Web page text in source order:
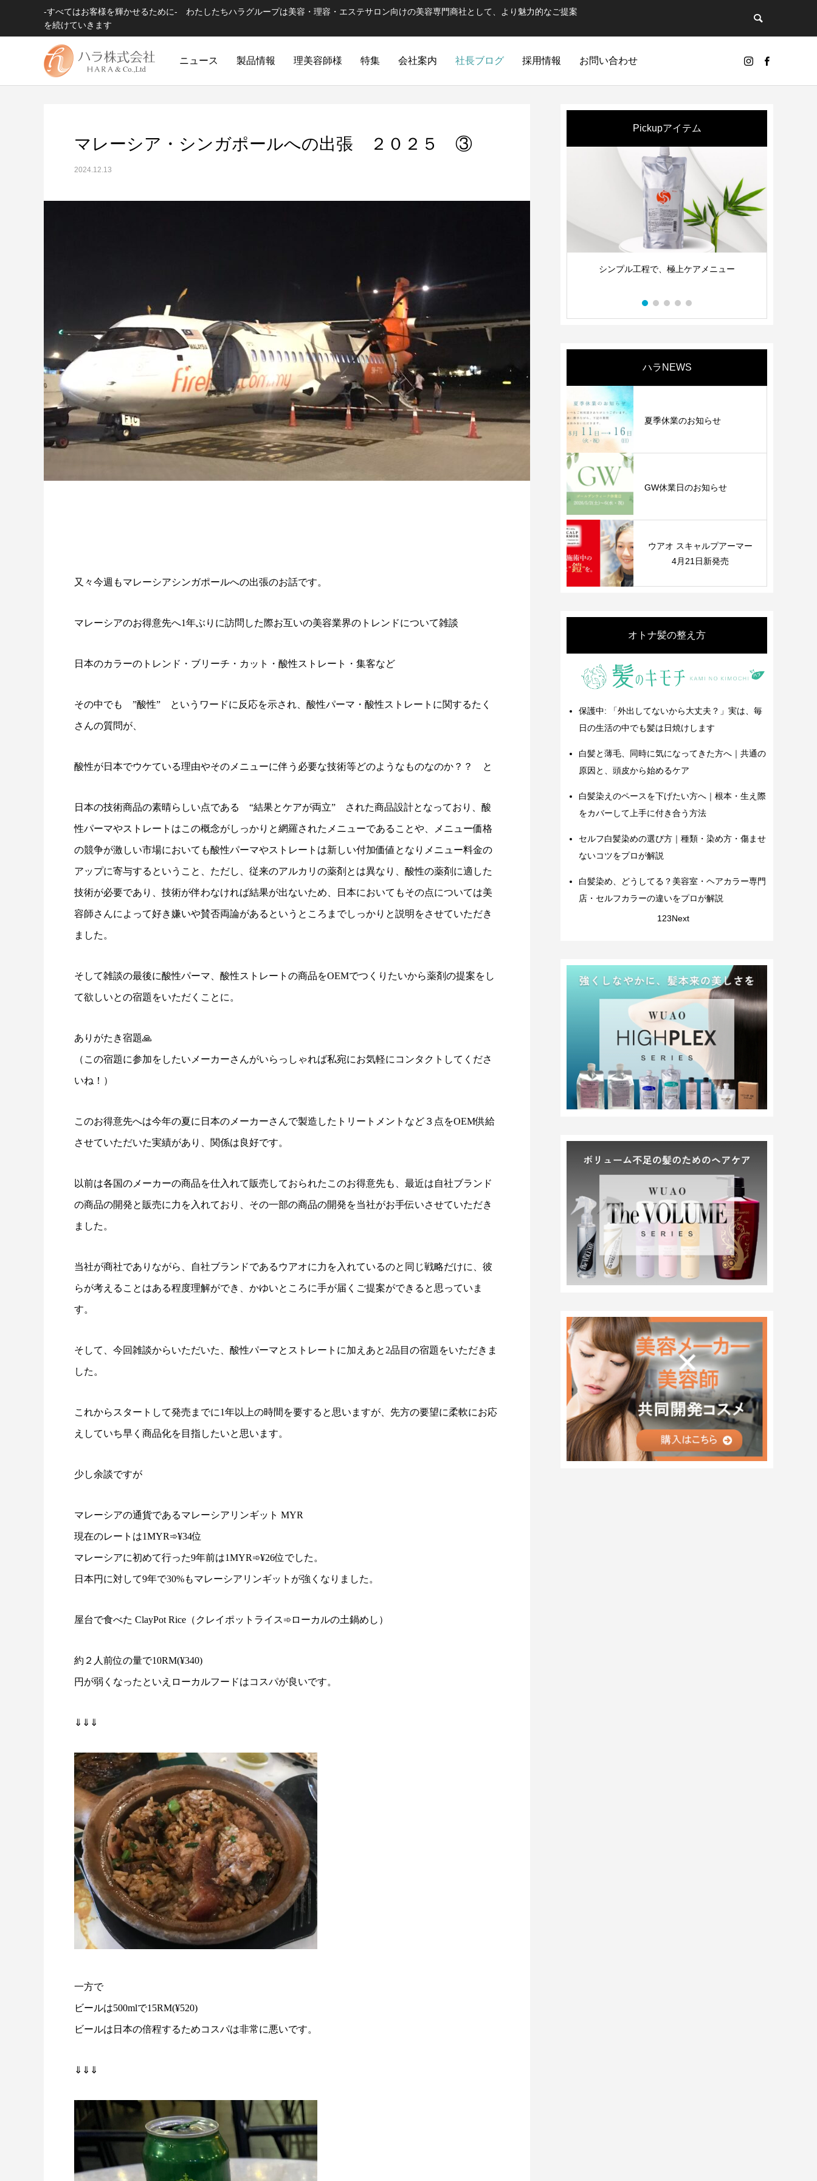
-すべてはお客様を輝かせるために- わたしたちハラグループは美容・理容・エステサロン向けの美容専門商社として、より魅力的なご提案
を続けていきます
ニュース 製品情報 理美容師様 特集 会社案内 社長ブログ 採用情報 お問い合わせ
驚きや喜びの声、それを耳にした私たちの感動を
「ウアオ！」という感嘆の言葉に込めてネーミングしました。
見てわかる・触ってわかる・使ってわかる等、
マレーシア・シンガポールへの出張 ２０２５ ③
2024.12.13
又々今週もマレーシアシンガポールへの出張のお話です。
マレーシアのお得意先へ1年ぶりに訪問した際お互いの美容業界のトレンドについて雑談
日本のカラーのトレンド・ブリーチ・カット・酸性ストレート・集客など
その中でも ”酸性” というワードに反応を示され、酸性パーマ・酸性ストレートに関するたく
さんの質問が、
酸性が日本でウケている理由やそのメニューに伴う必要な技術等どのようなものなのか？？ と
日本の技術商品の素晴らしい点である “結果とケアが両立” された商品設計となっており、酸
性パーマやストレートはこの概念がしっかりと網羅されたメニューであることや、メニュー価格
の競争が激しい市場においても酸性パーマやストレートは新しい付加価値となりメニュー料金の
アップに寄与するということ、ただし、従来のアルカリの薬剤とは異なり、酸性の薬剤に適した
技術が必要であり、技術が伴わなければ結果が出ないため、日本においてもその点については美
容師さんによって好き嫌いや賛否両論があるというところまでしっかりと説明をさせていただき
ました。
そして雑談の最後に酸性パーマ、酸性ストレートの商品をOEMでつくりたいから薬剤の提案をし
て欲しいとの宿題をいただくことに。
ありがたき宿題🙏
（この宿題に参加をしたいメーカーさんがいらっしゃれば私宛にお気軽にコンタクトしてくださ
いね！）
このお得意先へは今年の夏に日本のメーカーさんで製造したトリートメントなど３点をOEM供給
させていただいた実績があり、関係は良好です。
以前は各国のメーカーの商品を仕入れて販売しておられたこのお得意先も、最近は自社ブランド
の商品の開発と販売に力を入れており、その一部の商品の開発を当社がお手伝いさせていただき
ました。
当社が商社でありながら、自社ブランドであるウアオに力を入れているのと同じ戦略だけに、彼
らが考えることはある程度理解ができ、かゆいところに手が届くご提案ができると思っていま
す。
そして、今回雑談からいただいた、酸性パーマとストレートに加えあと2品目の宿題をいただきま
した。
これからスタートして発売までに1年以上の時間を要すると思いますが、先方の要望に柔軟にお応
えしていち早く商品化を目指したいと思います。
少し余談ですが
マレーシアの通貨であるマレーシアリンギット MYR
現在のレートは1MYR➾¥34位
マレーシアに初めて行った9年前は1MYR➾¥26位でした。
日本円に対して9年で30%もマレーシアリンギットが強くなりました。
屋台で食べた ClayPot Rice（クレイポットライス➾ローカルの土鍋めし）
約２人前位の量で10RM(¥340)
円が弱くなったといえローカルフードはコスパが良いです。
⇓⇓⇓
一方で
ビールは500mlで15RM(¥520)
ビールは日本の倍程するためコスパは非常に悪いです。
⇓⇓⇓
Pickupアイテム
サロン共同開発シャンプー＆トリートメン
シンプル工程で、極上ケアメニュー
ハラNEWS
夏季休業のお知らせ
GW休業日のお知らせ
ウアオ スキャルプアーマー
4月21日新発売
オトナ髪の整え方
保護中: 「外出してないから大丈夫？」実は、毎
日の生活の中でも髪は日焼けします
白髪と薄毛、同時に気になってきた方へ｜共通の
原因と、頭皮から始めるケア
白髪染えのペースを下げたい方へ｜根本・生え際
をカバーして上手に付き合う方法
セルフ白髪染めの選び方｜種類・染め方・傷ませ
ないコツをプロが解説
白髪染め、どうしてる？美容室・ヘアカラー専門
店・セルフカラーの違いをプロが解説
123Next